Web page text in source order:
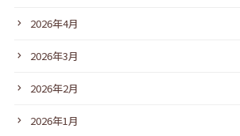
2026年4月
2026年3月
2026年2月
2026年1月